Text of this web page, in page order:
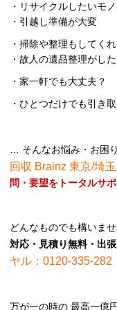
・リサイクルしたいモ
・引越し準備が大変
・掃除や整理もしてく
・故人の遺品整理がし
・家一軒でも大丈夫？
・ひとつだけでも引き
… そんなお悩み・お困
回収 Brainz 東京/埼
問・要望をトータルサ
どんなものでも構いませ
対応・見積り無料・出
ヤル：0120-335-282
万が一の時の 最高一億